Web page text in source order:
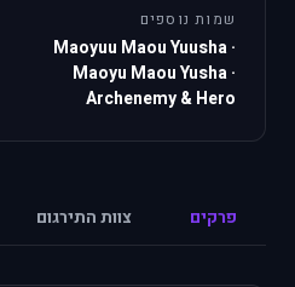
שמות נוספים
Maoyuu Maou Yuusha·
Maoyu Maou Yusha·
Archenemy & Hero
פרקים צוות התירגום